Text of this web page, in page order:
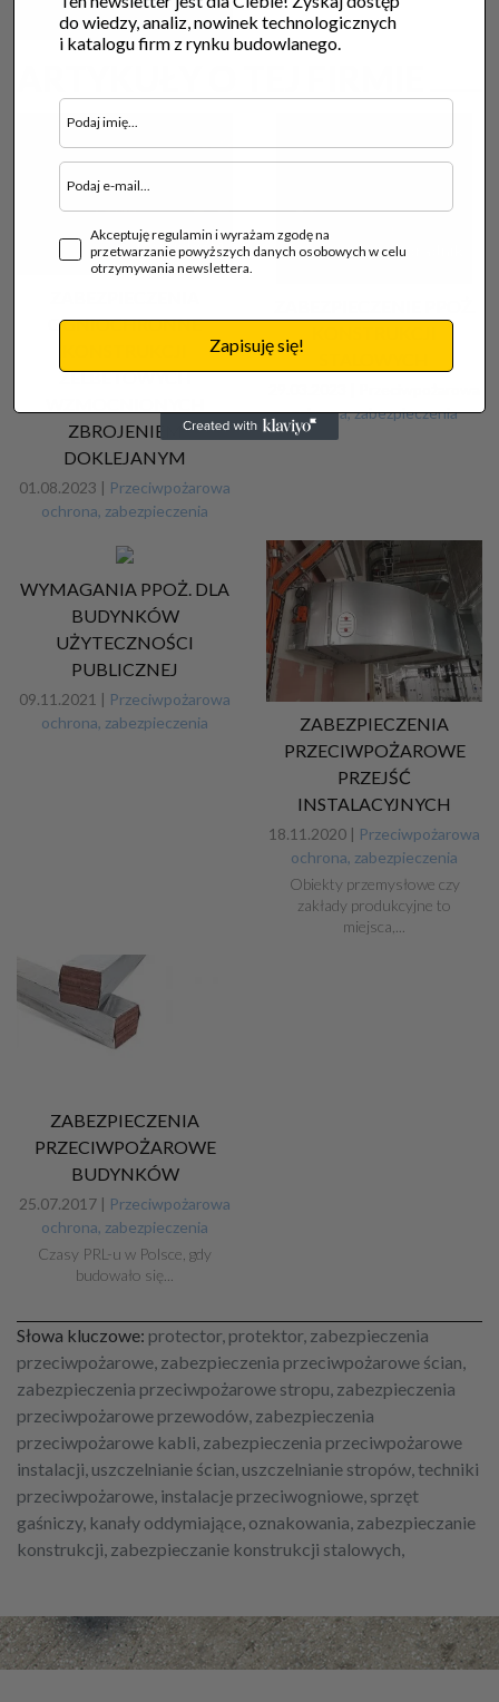
Technologia
OGNIOCHRONNE
ŻELBETOWYCH
ZBROJENIEM
DOKLEJANYM
01.08.2023 | Przeciwpożarowa
ochrona, zabezpieczenia
Poradnik
ochrona, zabezpieczenia
WYMAGANIA PPOŻ. DLA
BUDYNKÓW
UŻYTECZNOŚCI
PUBLICZNEJ
09.11.2021 | Przeciwpożarowa
ochrona, zabezpieczenia
ZABEZPIECZENIA
PRZECIWPOŻAROWE
PRZEJŚĆ
INSTALACYJNYCH
18.11.2020 | Przeciwpożarowa
ochrona, zabezpieczenia
Obiekty przemysłowe czy
zakłady produkcyjne to
miejsca,...
ZABEZPIECZENIA
PRZECIWPOŻAROWE
BUDYNKÓW
25.07.2017 | Przeciwpożarowa
ochrona, zabezpieczenia
Czasy PRL-u w Polsce, gdy
budowało się...
Słowa kluczowe: protector, protektor, zabezpieczenia
przeciwpożarowe, zabezpieczenia przeciwpożarowe ścian,
zabezpieczenia przeciwpożarowe stropu, zabezpieczenia
przeciwpożarowe przewodów, zabezpieczenia
przeciwpożarowe kabli, zabezpieczenia przeciwpożarowe
instalacji, uszczelnianie ścian, uszczelnianie stropów, techniki
przeciwpożarowe, instalacje przeciwogniowe, sprzęt
gaśniczy, kanały oddymiające, oznakowania, zabezpieczanie
konstrukcji, zabezpieczanie konstrukcji stalowych,
do wiedzy, analiz, nowinek technologicznych
i katalogu firm z rynku budowlanego.
Akceptuję regulamin i wyrażam zgodę na
przetwarzanie powyższych danych osobowych w celu
otrzymywania newslettera.
Zapisuję się!